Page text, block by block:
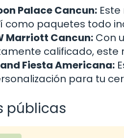
Palace Cancun:
como paquetes todo
Marriott Cancun: Con
calificado, este
Fiesta Americana:
para tu
públicas